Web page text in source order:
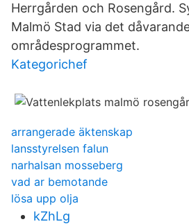
Herrgården och Rosengård.
Malmö Stad via det
områdesprogrammet.
Kategorichef
arrangerade äktenskap
lansstyrelsen falun
narhalsan mosseberg
vad ar bemotande
lösa upp olja
kZhLg